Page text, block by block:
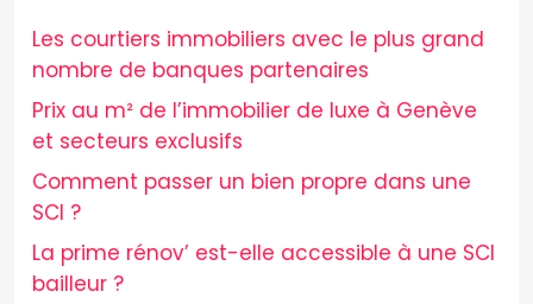
Les courtiers immobiliers avec le plus grand
nombre de banques partenaires
Prix au m² de l’immobilier de luxe à Genève
et secteurs exclusifs
Comment passer un bien propre dans une
SCI ?
La prime rénov’ est-elle accessible à une SCI
bailleur ?